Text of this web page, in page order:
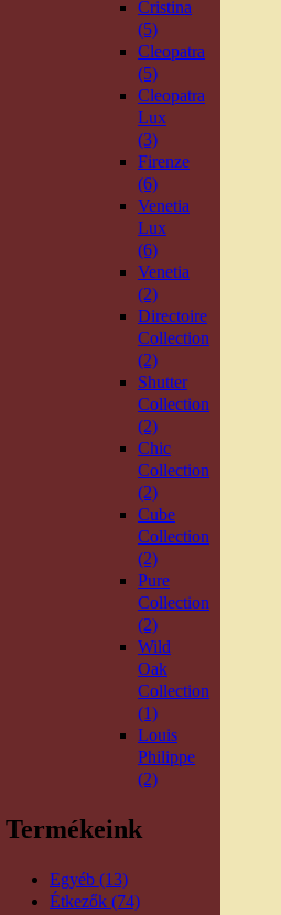
Cristina
(5)
Cleopatra
(5)
Cleopatra
Lux
(3)
Firenze
(6)
Venetia
Lux
(6)
Venetia
(2)
Directoire
Collection
(2)
Shutter
Collection
(2)
Chic
Collection
(2)
Cube
Collection
(2)
Pure
Collection
(2)
Wild
Oak
Collection
(1)
Louis
Philippe
(2)
Termékeink
Egyéb (13)
Étkezők (74)